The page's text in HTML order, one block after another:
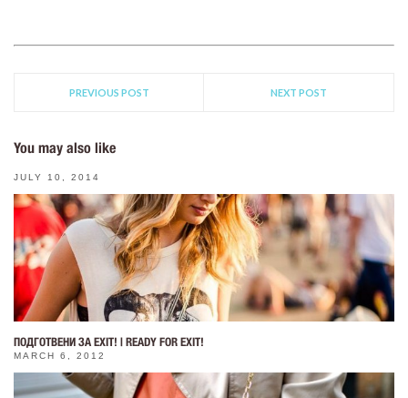
PREVIOUS POST NEXT POST
You may also like
JULY 10, 2014
ПОДГОТВЕНИ ЗА EXIT! | READY FOR EXIT!
MARCH 6, 2012